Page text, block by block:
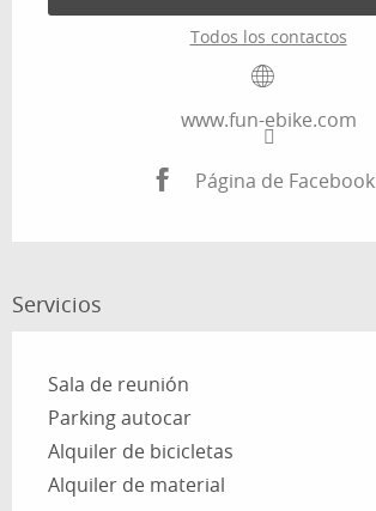
Todos los contactos
www.fun-ebike.com
Página de Facebook
Servicios
Sala de reunión
Parking autocar
Alquiler de bicicletas
Alquiler de material